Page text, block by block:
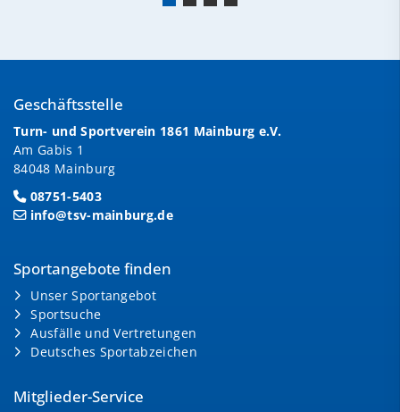
Geschäftsstelle
Turn- und Sportverein 1861 Mainburg e.V.
Am Gabis 1
84048 Mainburg
08751-5403
info@tsv-mainburg.de
Sportangebote finden
Unser Sportangebot
Sportsuche
Ausfälle und Vertretungen
Deutsches Sportabzeichen
Mitglieder-Service